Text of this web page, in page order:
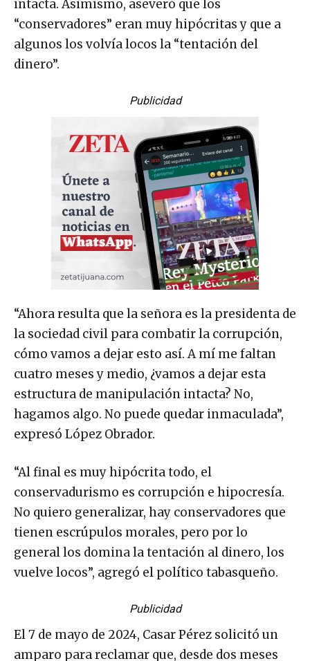
intacta. Asimismo, aseveró que los
“conservadores” eran muy hipócritas y que a
algunos los volvía locos la “tentación del
dinero”.
Publicidad
“Ahora resulta que la señora es la presidenta de
la sociedad civil para combatir la corrupción,
cómo vamos a dejar esto así. A mí me faltan
cuatro meses y medio, ¿vamos a dejar esta
estructura de manipulación intacta? No,
hagamos algo. No puede quedar inmaculada”,
expresó López Obrador.
“Al final es muy hipócrita todo, el
conservadurismo es corrupción e hipocresía.
No quiero generalizar, hay conservadores que
tienen escrúpulos morales, pero por lo
general los domina la tentación al dinero, los
vuelve locos”, agregó el político tabasqueño.
Publicidad
El 7 de mayo de 2024, Casar Pérez solicitó un
amparo para reclamar que, desde dos meses